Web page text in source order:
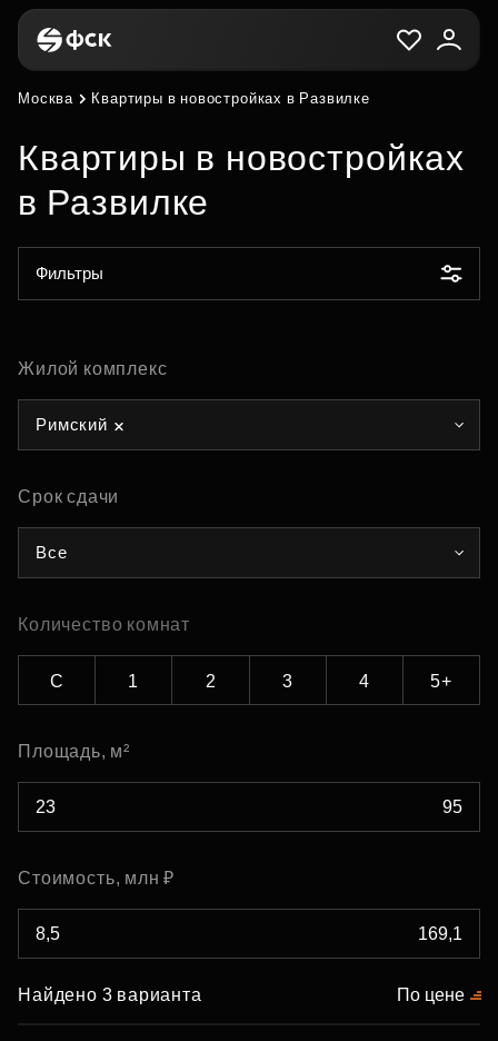
Москва Квартиры в новостройках в Развилке
Квартиры в новостройках
в Развилке
Фильтры
Жилой комплекс
Римский
Срок сдачи
Все
Количество комнат
С 1 2 3 4 5+
Площадь, м²
Стоимость, млн ₽
Найдено 3 варианта По цене